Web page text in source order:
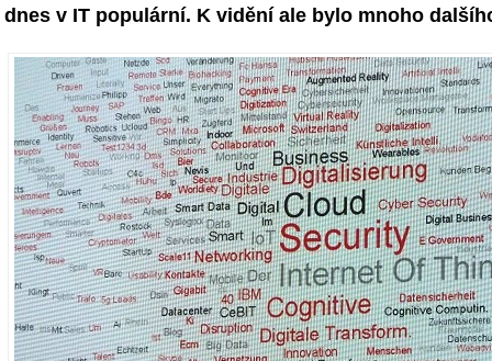
dnes v IT populární. K vidění ale bylo mnoho